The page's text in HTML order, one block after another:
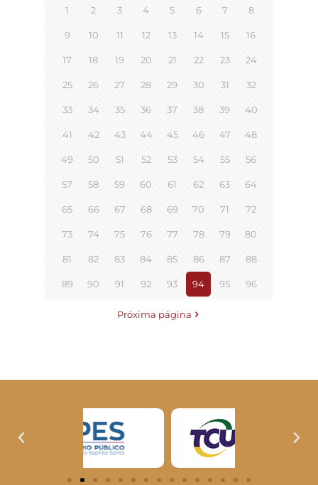
1 2 3 4 5 6 7 8
9 10 11 12 13 14 15 16
17 18 19 20 21 22 23 24
25 26 27 28 29 30 31 32
33 34 35 36 37 38 39 40
41 42 43 44 45 46 47 48
49 50 51 52 53 54 55 56
57 58 59 60 61 62 63 64
65 66 67 68 69 70 71 72
73 74 75 76 77 78 79 80
81 82 83 84 85 86 87 88
89 90 91 92 93 94 95 96
Próxima página